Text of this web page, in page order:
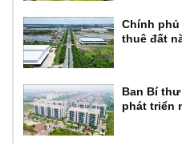
Chính
thuê đất
Ban Bí
phát triển